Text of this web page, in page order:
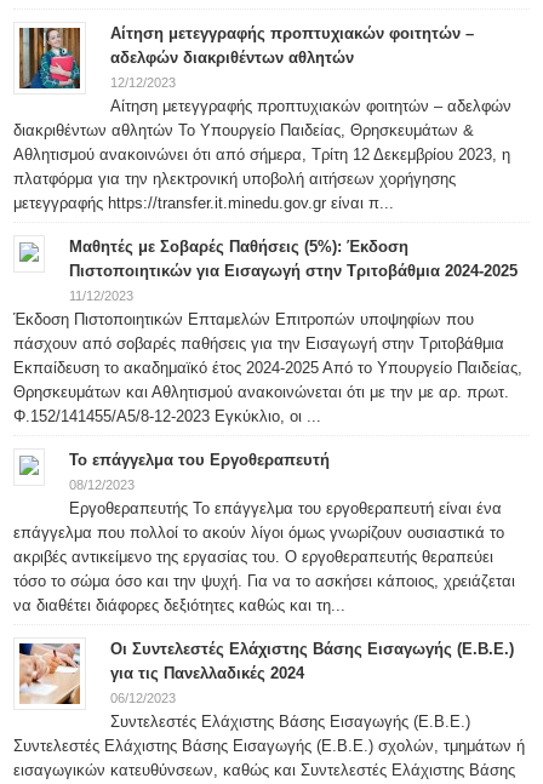
Αίτηση μετεγγραφής προπτυχιακών φοιτητών –
αδελφών διακριθέντων αθλητών
12/12/2023
Αίτηση μετεγγραφής προπτυχιακών φοιτητών – αδελφών
διακριθέντων αθλητών Το Υπουργείο Παιδείας, Θρησκευμάτων &
Αθλητισμού ανακοινώνει ότι από σήμερα, Τρίτη 12 Δεκεμβρίου 2023, η
πλατφόρμα για την ηλεκτρονική υποβολή αιτήσεων χορήγησης
μετεγγραφής https://transfer.it.minedu.gov.gr είναι π...
Μαθητές με Σοβαρές Παθήσεις (5%): Έκδοση
Πιστοποιητικών για Εισαγωγή στην Τριτοβάθμια 2024-2025
11/12/2023
Έκδοση Πιστοποιητικών Επταμελών Επιτροπών υποψηφίων που
πάσχουν από σοβαρές παθήσεις για την Εισαγωγή στην Τριτοβάθμια
Εκπαίδευση το ακαδημαϊκό έτος 2024-2025 Από το Υπουργείο Παιδείας,
Θρησκευμάτων και Αθλητισμού ανακοινώνεται ότι με την με αρ. πρωτ.
Φ.152/141455/Α5/8-12-2023 Εγκύκλιο, οι ...
Το επάγγελμα του Εργοθεραπευτή
08/12/2023
Εργοθεραπευτής Το επάγγελμα του εργοθεραπευτή είναι ένα
επάγγελμα που πολλοί το ακούν λίγοι όμως γνωρίζουν ουσιαστικά το
ακριβές αντικείμενο της εργασίας του. Ο εργοθεραπευτής θεραπεύει
τόσο το σώμα όσο και την ψυχή. Για να το ασκήσει κάποιος, χρειάζεται
να διαθέτει διάφορες δεξιότητες καθώς και τη...
Οι Συντελεστές Ελάχιστης Βάσης Εισαγωγής (Ε.Β.Ε.)
για τις Πανελλαδικές 2024
06/12/2023
Συντελεστές Ελάχιστης Βάσης Εισαγωγής (Ε.Β.Ε.)
Συντελεστές Ελάχιστης Βάσης Εισαγωγής (Ε.Β.Ε.) σχολών, τμημάτων ή
εισαγωγικών κατευθύνσεων, καθώς και Συντελεστές Ελάχιστης Βάσης